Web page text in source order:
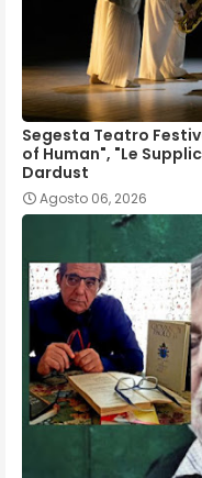
Segesta Teatro
of Human", "Le
Dardust
Agosto 06, 2026